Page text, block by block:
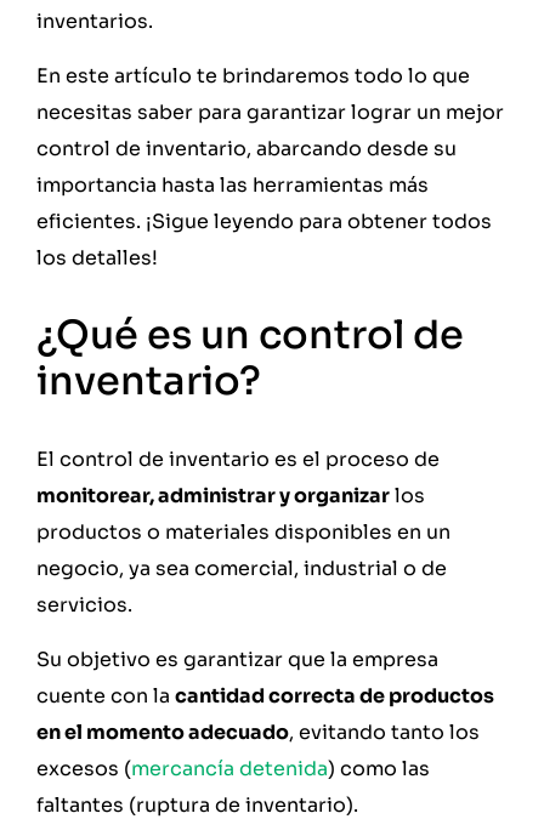
inventarios.
En este artículo te brindaremos todo lo que
necesitas saber para garantizar lograr un mejor
control de inventario, abarcando desde su
importancia hasta las herramientas más
eficientes. ¡Sigue leyendo para obtener todos
los detalles!
¿Qué es un control de
inventario?
El control de inventario es el proceso de
monitorear, administrar y organizarlos
productos o materiales disponibles en un
negocio, ya sea comercial, industrial o de
servicios.
Su objetivo es garantizar que la empresa
cuente con la cantidad correcta de productos
en el momento adecuado, evitando tanto los
excesos (mercancía detenida) como las
faltantes (ruptura de inventario).